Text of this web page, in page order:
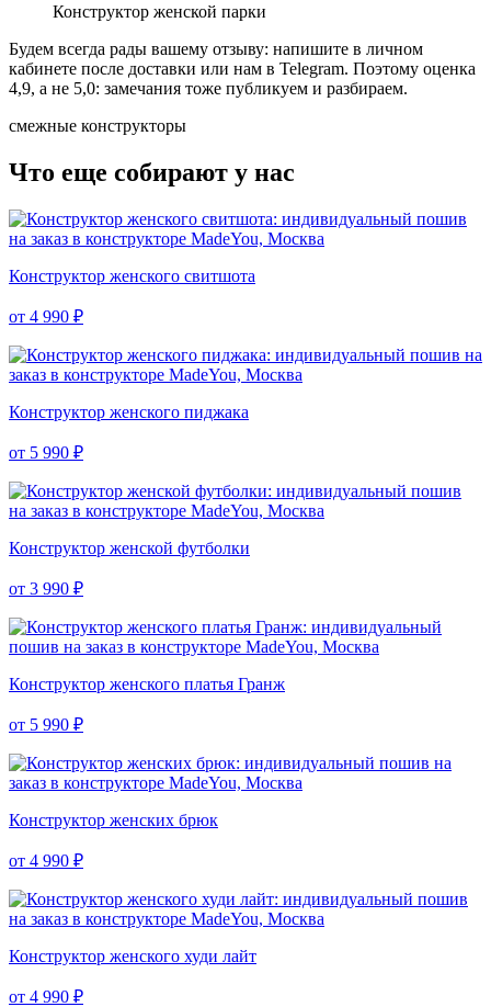
Конструктор женской парки
Будем всегда рады вашему отзыву: напишите в личном
кабинете после доставки или нам в Telegram. Поэтому оценка
4,9, а не 5,0: замечания тоже публикуем и разбираем.
смежные конструкторы
Что еще собирают у нас
Конструктор женского свитшота
от 4 990 ₽
Конструктор женского пиджака
от 5 990 ₽
Конструктор женской футболки
от 3 990 ₽
Конструктор женского платья Гранж
от 5 990 ₽
Конструктор женских брюк
от 4 990 ₽
Конструктор женского худи лайт
от 4 990 ₽